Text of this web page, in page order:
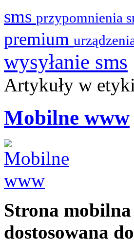
sms przypomnienia
premium
wysyłanie sms
Artykuły w
Mobilne www
Strona
dostosowana